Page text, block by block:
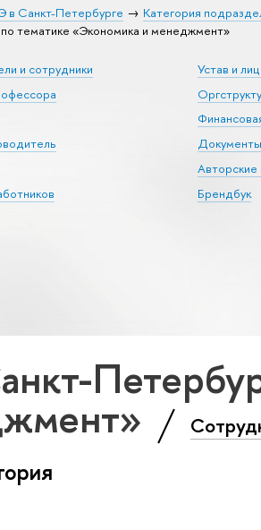
Санкт-Петербурге
Категория
тематике «Экономика и менеджмент»
и сотрудники
Устав и
Документы
Авторские
Брендбук